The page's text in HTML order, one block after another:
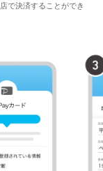
で決済することができ